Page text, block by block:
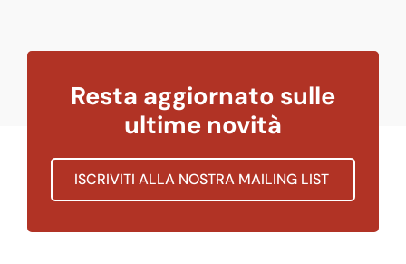
Resta aggiornato sulle
ultime novità
ISCRIVITI ALLA NOSTRA MAILING LIST